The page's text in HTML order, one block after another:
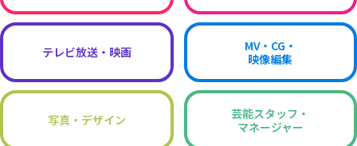
テレビ放送・映画
MV・CG・
映像編集
写真・デザイン
芸能スタッフ・
マネージャー